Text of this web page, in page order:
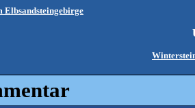
Elbsandsteingebirge